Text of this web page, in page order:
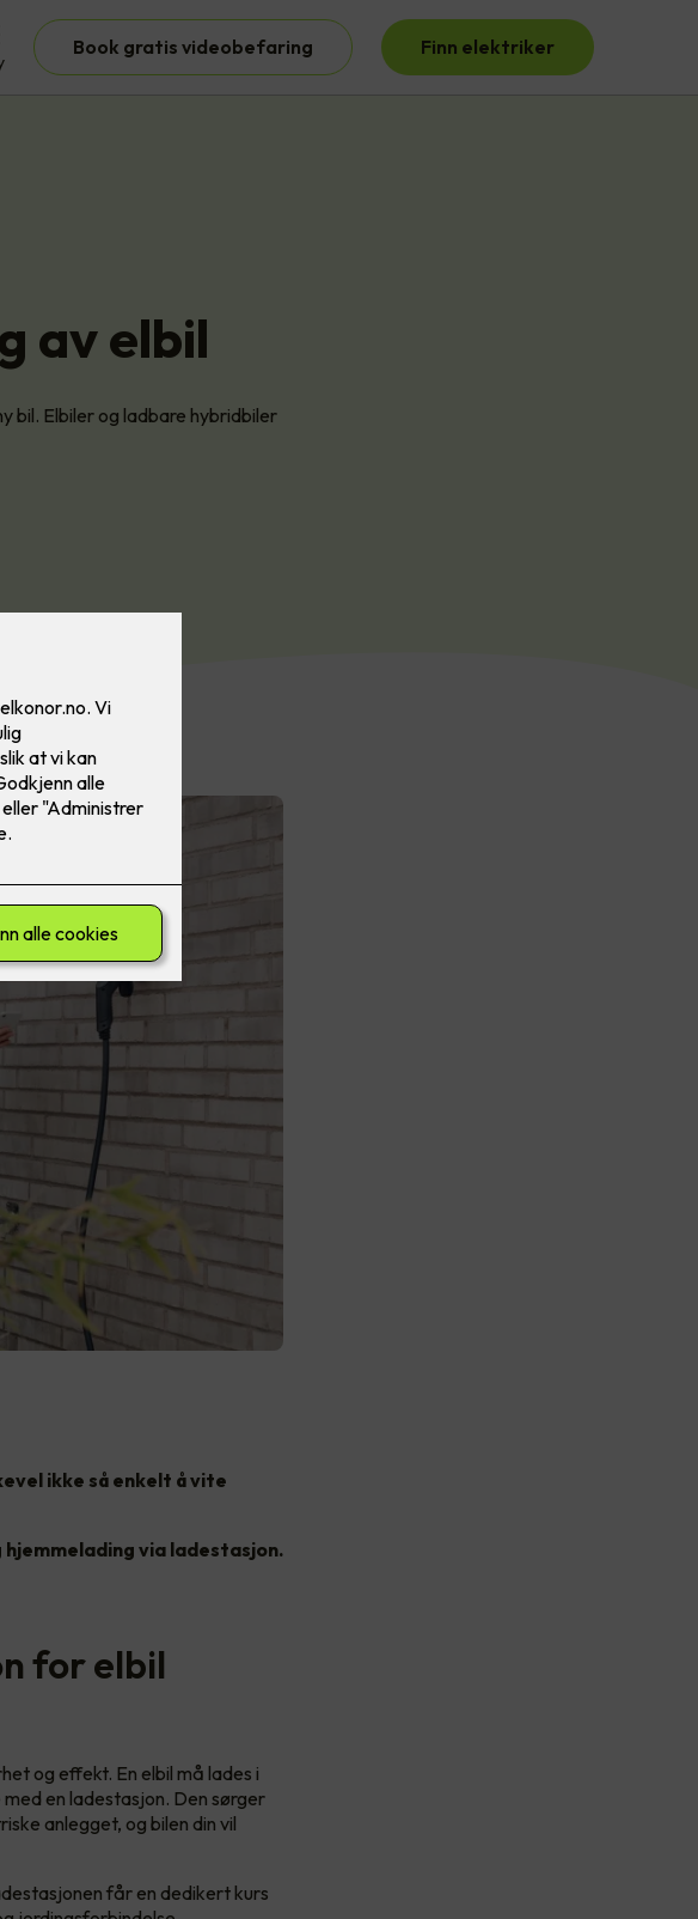
Book gratis videobefaring Finn elektriker
av elbil
bil. Elbiler og ladbare hybridbiler
ikke så enkelt å vite
via ladestasjon.
for elbil
og effekt. En elbil må lades i
en ladestasjon. Den sørger
anlegget, og bilen din vil
får en dedikert kurs